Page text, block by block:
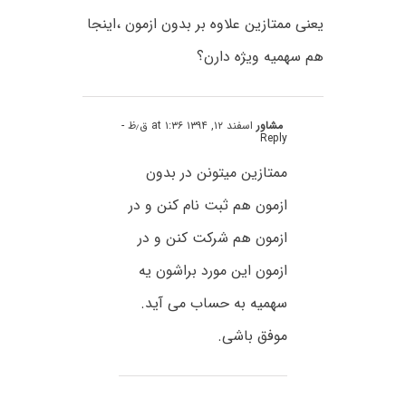
یعنی ممتازین علاوه بر بدون ازمون ،اینجا
هم سهمیه ویژه دارن؟
مشاوراسفند ۱۲, ۱۳۹۴ at ۱:۳۶ ق٫ظ -
Reply
ممتازین میتونن در بدون
ازمون هم ثبت نام کنن و در
ازمون هم شرکت کنن و در
ازمون این مورد براشون یه
سهمیه به حساب می آید.
موفق باشی.